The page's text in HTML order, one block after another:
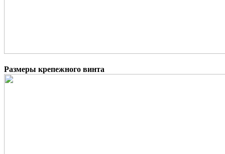
Размеры крепежного винта